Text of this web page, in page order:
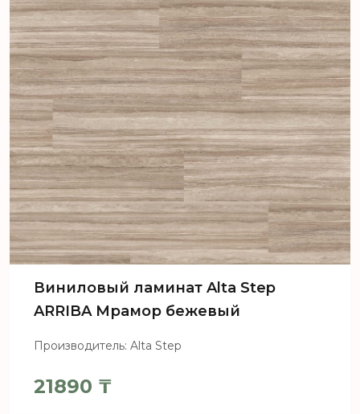
Виниловый ламинат Alta Step
ARRIBA Мрамор бежевый
Производитель: Alta Step
21890 ₸